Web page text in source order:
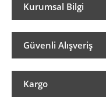
Kurumsal Bilgi
Güvenli Alışveriş
Kargo